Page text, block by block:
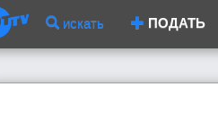
искать ПОДАТЬ